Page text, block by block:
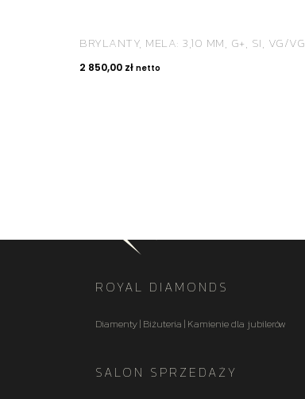
BRYLANTY, MELA: 3,10 MM, G+, SI, VG/VG
2 850,00 zł netto
ROYAL DIAMONDS
Diamenty | Biżuteria | Kamienie dla jubilerów
SALON SPRZEDAŻY